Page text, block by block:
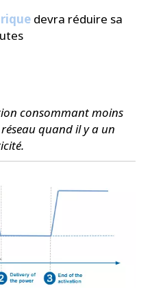
devra réduire sa
consommant moins
quand il y a un